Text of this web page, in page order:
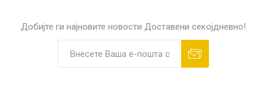
Добијте ги најновите новости Доставени секојдневно!